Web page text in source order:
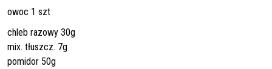
owoc 1 szt
chleb razowy 30g
mix. tłuszcz. 7g
pomidor 50g